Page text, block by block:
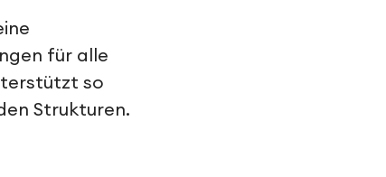
für alle
so
Strukturen.